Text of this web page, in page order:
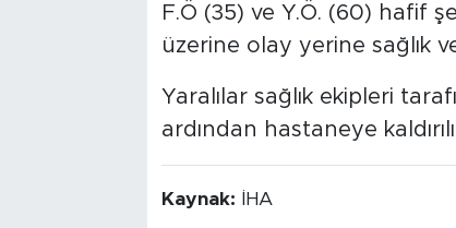
F.Ö (35) ve Y.Ö. (60) hafif
üzerine olay yerine sağlık
Yaralılar sağlık ekipleri
ardından hastaneye
Kaynak: İHA